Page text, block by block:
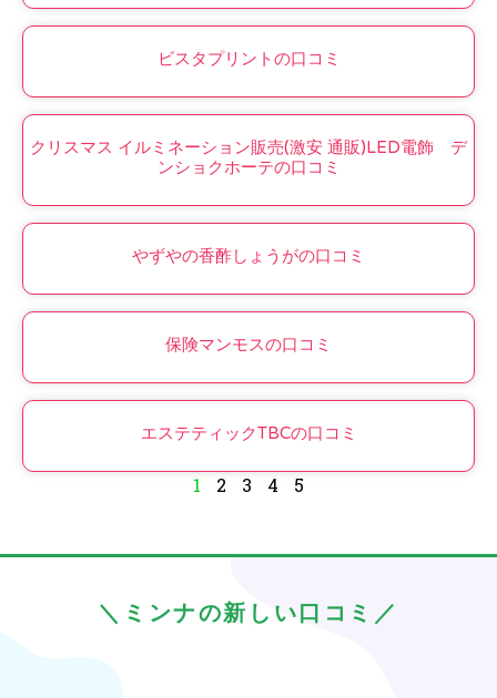
ビスタプリントの口コミ
クリスマス イルミネーション販売(激安 通販)LED電飾 デ
ンショクホーテの口コミ
やずやの香酢しょうがの口コミ
保険マンモスの口コミ
エステティックTBCの口コミ
1 2 3 4 5
＼ミンナの新しい口コミ／